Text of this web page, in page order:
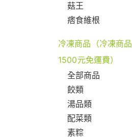
菇王
痞食維根
冷凍商品（冷凍商品
1500元免運費）
全部商品
餃類
湯品類
配菜類
素粽